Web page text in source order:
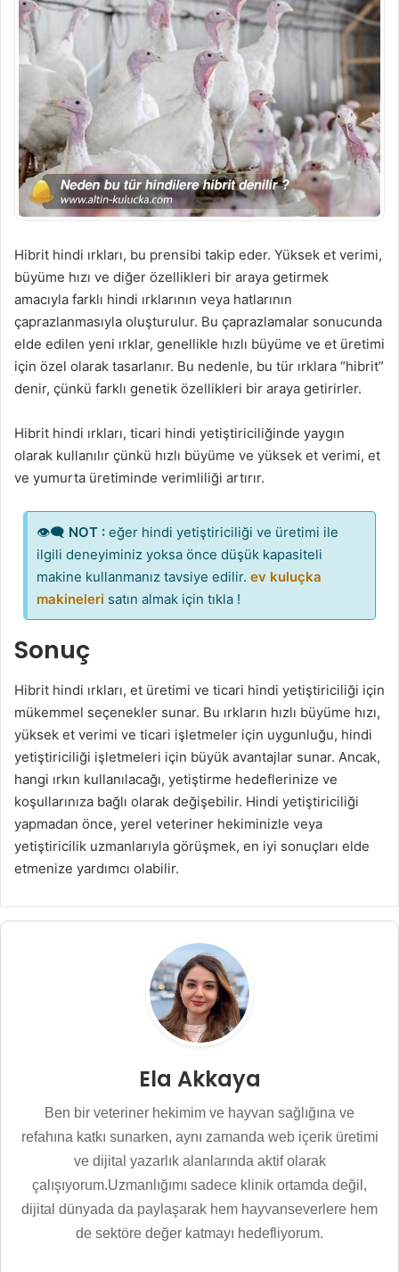
Hibrit hindi ırkları, bu prensibi takip eder. Yüksek et verimi,
büyüme hızı ve diğer özellikleri bir araya getirmek
amacıyla farklı hindi ırklarının veya hatlarının
çaprazlanmasıyla oluşturulur. Bu çaprazlamalar sonucunda
elde edilen yeni ırklar, genellikle hızlı büyüme ve et üretimi
için özel olarak tasarlanır. Bu nedenle, bu tür ırklara “hibrit”
denir, çünkü farklı genetik özellikleri bir araya getirirler.
Hibrit hindi ırkları, ticari hindi yetiştiriciliğinde yaygın
olarak kullanılır çünkü hızlı büyüme ve yüksek et verimi, et
ve yumurta üretiminde verimliliği artırır.
👁‍🗨 NOT : eğer hindi yetiştiriciliği ve üretimi ile
ilgili deneyiminiz yoksa önce düşük kapasiteli
makine kullanmanız tavsiye edilir. ev kuluçka
makineleri satın almak için tıkla !
Sonuç
Hibrit hindi ırkları, et üretimi ve ticari hindi yetiştiriciliği için
mükemmel seçenekler sunar. Bu ırkların hızlı büyüme hızı,
yüksek et verimi ve ticari işletmeler için uygunluğu, hindi
yetiştiriciliği işletmeleri için büyük avantajlar sunar. Ancak,
hangi ırkın kullanılacağı, yetiştirme hedeflerinize ve
koşullarınıza bağlı olarak değişebilir. Hindi yetiştiriciliği
yapmadan önce, yerel veteriner hekiminizle veya
yetiştiricilik uzmanlarıyla görüşmek, en iyi sonuçları elde
etmenize yardımcı olabilir.
Ela Akkaya
Ben bir veteriner hekimim ve hayvan sağlığına ve
refahına katkı sunarken, aynı zamanda web içerik üretimi
ve dijital yazarlık alanlarında aktif olarak
çalışıyorum.Uzmanlığımı sadece klinik ortamda değil,
dijital dünyada da paylaşarak hem hayvanseverlere hem
de sektöre değer katmayı hedefliyorum.